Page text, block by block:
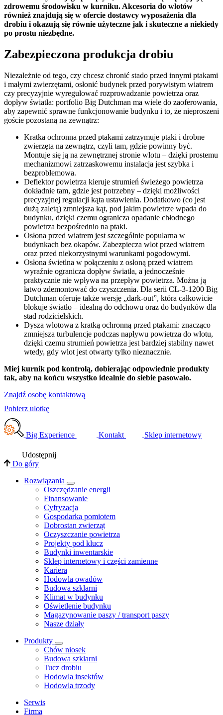
zdrowemu środowisku w kurniku. Akcesoria do wlotów
również znajdują się w ofercie dostawcy wyposażenia dla
drobiu i okazują się równie użyteczne jak i skuteczne a niekiedy
po prostu niezbędne.
Zabezpieczona produkcja drobiu
Niezależnie od tego, czy chcesz chronić stado przed innymi ptakami
i małymi zwierzętami, osłonić budynek przed porywistym wiatrem
czy precyzyjnie wyregulować rozprowadzanie powietrza oraz
dopływ światła: portfolio Big Dutchman ma wiele do zaoferowania,
aby zapewnić sprawne funkcjonowanie budynku i to, że nieproszeni
goście pozostaną na zewnątrz:
Kratka ochronna przed ptakami zatrzymuje ptaki i drobne
zwierzęta na zewnątrz, czyli tam, gdzie powinny być.
Montuje się ją na zewnętrznej stronie wlotu – dzięki prostemu
mechanizmowi zatrzaskowemu instalacja jest szybka i
bezproblemowa.
Deflektor powietrza kieruje strumień świeżego powietrza
dokładnie tam, gdzie jest potrzebny – dzięki możliwości
precyzyjnej regulacji kąta ustawienia. Dodatkowo (co jest
dużą zaletą) zmniejsza kąt, pod jakim powietrze wpada do
budynku, dzięki czemu ogranicza opadanie chłodnego
powietrza bezpośrednio na ptaki.
Osłona przed wiatrem jest szczególnie popularna w
budynkach bez okapów. Zabezpiecza wlot przed wiatrem
oraz przed niekorzystnymi warunkami pogodowymi.
Osłona świetlna w połączeniu z osłoną przed wiatrem
wyraźnie ogranicza dopływ światła, a jednocześnie
praktycznie nie wpływa na przepływ powietrza. Można ją
łatwo zdemontować do czyszczenia. Dla serii CL-3-1200 Big
Dutchman oferuje także wersję „dark-out”, która całkowicie
blokuje światło – idealną do odchowu oraz do budynków dla
stad rodzicielskich.
Dysza wlotowa z kratką ochronną przed ptakami: znacząco
zmniejsza turbulencje podczas napływu powietrza do wlotu,
dzięki czemu strumień powietrza jest bardziej stabilny nawet
wtedy, gdy wlot jest otwarty tylko nieznacznie.
Miej kurnik pod kontrolą, dobierając odpowiednie produkty
tak, aby na końcu wszystko idealnie do siebie pasowało.
Znajdź osobę kontaktową
Pobierz ulotkę
Big Experience Kontakt Sklep internetowy
Udostępnij
Do góry
Rozwiązania
​Oszczędzanie energii
Finansowanie
Cyfryzacja
Gospodarka pomiotem
Dobrostan zwierząt
Oczyszczanie powietrza
Projekty pod klucz
Budynki inwentarskie
Sklep internetowy i części zamienne
Kariera
Hodowla owadów
Budowa szklarni
Klimat w budynku
Oświetlenie budynku
Magazynowanie paszy / transport paszy
Nasze działy
Produkty
Chów niosek
Budowa szklarni
Tucz drobiu
Hodowla insektów
Hodowla trzody
Serwis
Firma